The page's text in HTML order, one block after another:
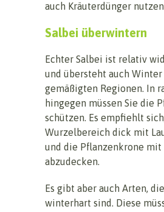
auch Kräuterdünger
Salbei überwintern
Echter Salbei ist relativ
und übersteht auch Winter
gemäßigten Regionen. In
hingegen müssen Sie die
schützen. Es empfiehlt
Wurzelbereich dick mit
und die Pflanzenkrone mit
abzudecken.
Es gibt aber auch Arten,
winterhart sind. Diese